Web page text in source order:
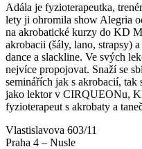
Adála je fyzioterapeutka,
lety ji ohromila show Alegria
na akrobatické kurzy do KD
akrobacii (šály, lano, strapsy)
dance a slackline. Ve svých
nejvíce propojovat. Snaží se
seminářích jak s akrobacií,
jako lektor v CIRQUEONu,
fyzioterapeut s akrobaty a
Vlastislavova 603/11
Praha 4 – Nusle